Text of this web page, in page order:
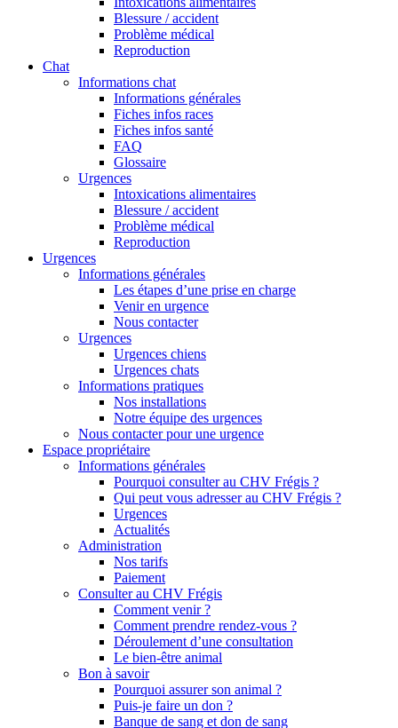
Blessure / accident
Problème médical
Reproduction
Chat
Informations chat
Informations générales
Fiches infos races
Fiches infos santé
FAQ
Glossaire
Urgences
Intoxications alimentaires
Blessure / accident
Problème médical
Reproduction
Urgences
Informations générales
Les étapes d’une prise en charge
Venir en urgence
Nous contacter
Urgences
Urgences chiens
Urgences chats
Informations pratiques
Nos installations
Notre équipe des urgences
Nous contacter pour une urgence
Espace propriétaire
Informations générales
Pourquoi consulter au CHV Frégis ?
Qui peut vous adresser au CHV Frégis ?
Urgences
Actualités
Administration
Nos tarifs
Paiement
Consulter au CHV Frégis
Comment venir ?
Comment prendre rendez-vous ?
Déroulement d’une consultation
Le bien-être animal
Bon à savoir
Pourquoi assurer son animal ?
Puis-je faire un don ?
Banque de sang et don de sang